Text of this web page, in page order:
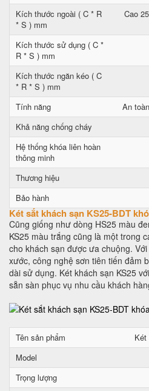
Kích thước ngoài ( C * R
* S ) mm
Cao
Kích thước sử dụng ( C *
R * S ) mm
Kích thước ngăn kéo ( C
* R * S ) mm
Tính năng
An
Khả năng chống cháy
Hệ thống khóa liên hoàn
thông minh
Thương hiệu
Bảo hành
Két sắt khách sạn KS25-BDT
Cũng giống như dòng HS25 màu
KS25 màu trắng cũng là một trong
cho khách sạn được ưa chuộng.
xước, công nghệ sơn tiên tiến đảm
dài sử dụng. Két khách sạn KS25
sẵn sàn phục vụ nhu cầu khách
Tên sản phẩm
Két
Model
Trọng lượng